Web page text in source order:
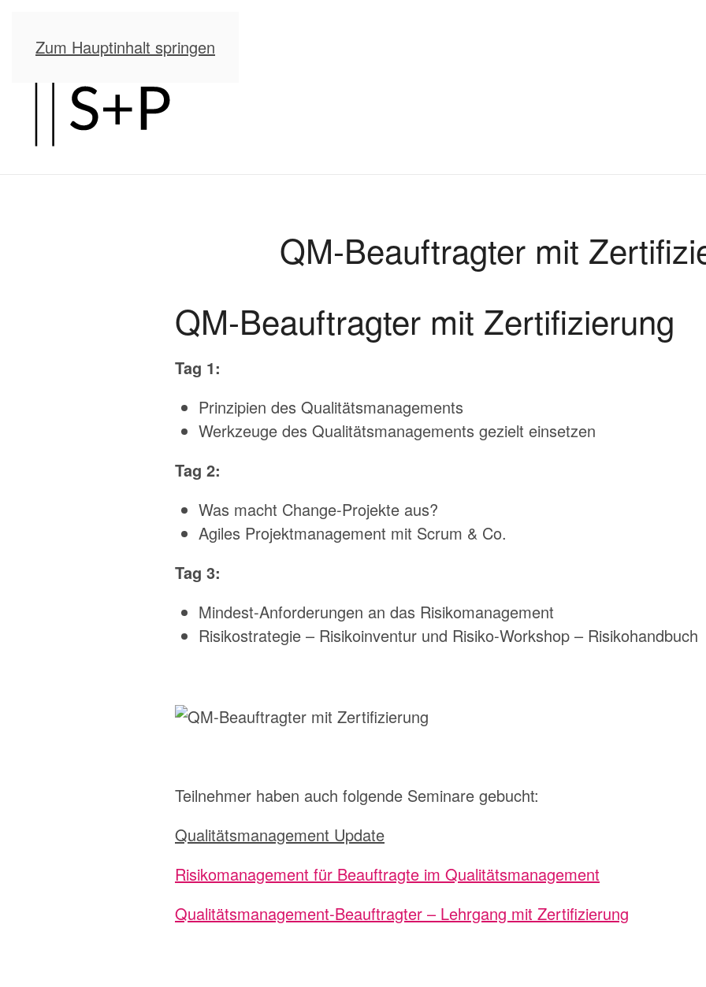
Zum Hauptinhalt springen
QM-Beauftragter mit
QM-Beauftragter mit Zertifizierung
Tag 1:
Prinzipien des Qualitätsmanagements
Werkzeuge des Qualitätsmanagements gezielt einsetzen
Tag 2:
Was macht Change-Projekte aus?
Agiles Projektmanagement mit Scrum & Co.
Tag 3:
Mindest-Anforderungen an das Risikomanagement
Risikostrategie – Risikoinventur und Risiko-Workshop – Risikohandbuch
Teilnehmer haben auch folgende Seminare gebucht:
Qualitätsmanagement Update
Risikomanagement für Beauftragte im Qualitätsmanagement
Qualitätsmanagement-Beauftragter – Lehrgang mit Zertifizierung